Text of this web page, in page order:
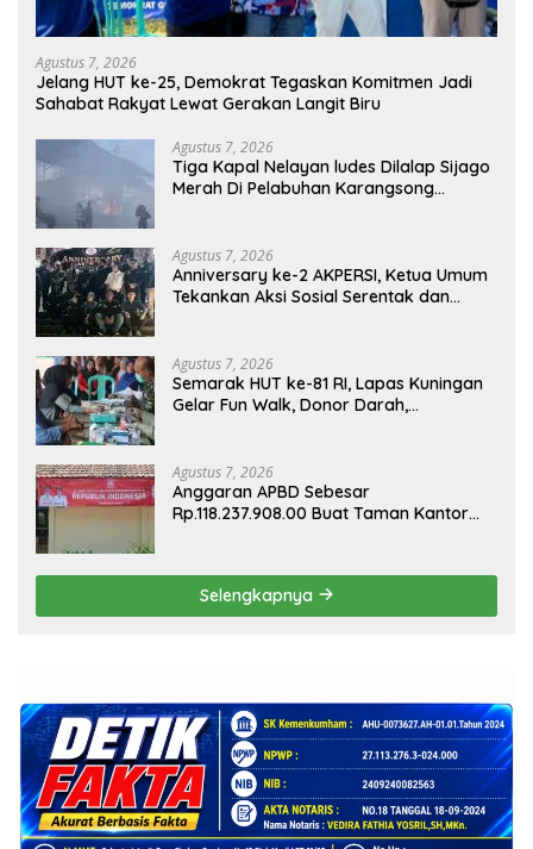
Agustus 7, 2026
Jelang HUT ke-25, Demokrat Tegaskan Komitmen Jadi
Sahabat Rakyat Lewat Gerakan Langit Biru
Agustus 7, 2026
Tiga Kapal Nelayan ludes Dilalap Sijago
Merah Di Pelabuhan Karangsong
Agustus 7, 2026
Anniversary ke-2 AKPERSI, Ketua Umum
Tekankan Aksi Sosial Serentak dan
Agustus 7, 2026
Semarak HUT ke-81 RI, Lapas Kuningan
Gelar Fun Walk, Donor Darah,
Agustus 7, 2026
Anggaran APBD Sebesar
Rp.118.237.908.00 Buat Taman Kantor
Terbuka!
Selengkapnya